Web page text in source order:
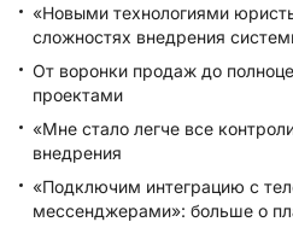
«Новыми технологиями
сложностях внедрения
От воронки продаж до
проектами
«Мне стало легче все
внедрения
«Подключим интеграцию с
мессенджерами»: больше о